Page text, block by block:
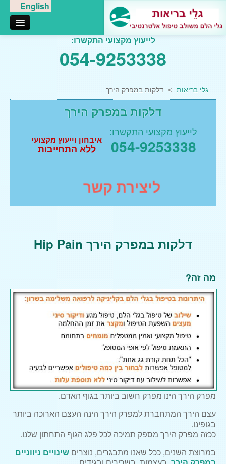
טיפול בגלי הלם
דורבן בעקב
דלקת במרפק
דלקות בכתף
דלקות במפרק הירך
שיאצו וטווינא
דיקור סיני
מטופלים מספרים
מאמרים
הסתיידות בכתף
קרע בכתף
צור קשר
English
לייעוץ מקצועי התקשרו:
054-9253338
גלי בריאות > דלקות במפרק הירך
דלקות במפרק הירך
לייעוץ מקצועי התקשרו:
054-9253338 איבחון וייעוץ מקצועי
ללא התחייבות
ליצירת קשר
דלקות במפרק הירך Hip Pain
מה זה?
מפרק הירך הינו מפרק חשוב ביותר בגוף האדם.
עצם הירך המתחברת למפרק הירך הינה העצם הארוכה ביותר
בגופינו.
ככזה מפרק הירך מספק תמיכה לכל פלג הגוף התחתון שלנו.
במרוצת השנים, ככל שאנו מתבגרים, נוצרים שינויים ניווניים